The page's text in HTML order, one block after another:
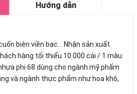
Hướng dẫn
biên viền bạc... Nhận sản xuất
hàng tối thiểu 10.000 cái / 1 màu
phi 68 dùng cho ngành mỹ phẩm
và ngành thực phẩm như hoa khô,